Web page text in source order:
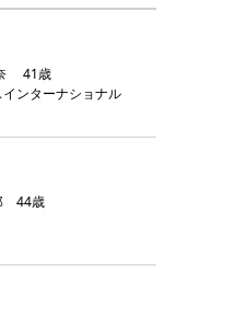
41歳
ンターナショナル
44歳